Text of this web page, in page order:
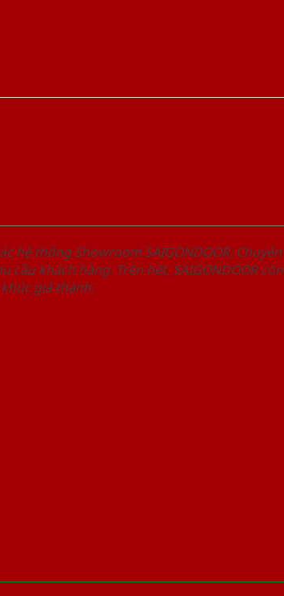
hệ thống Showroom SAIGONDOOR. Chuyên
khách hàng. Trên hết, SAIGONDOOR còn
giá thành.